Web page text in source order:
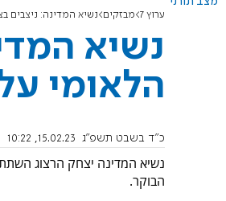
ערוץ 7 מבזקים נשיא המדינה: ניצבים
נשיא
הלאומי
כ"ד בשבט תשפ"ג 15.02.23, 10:22
הבוקר.